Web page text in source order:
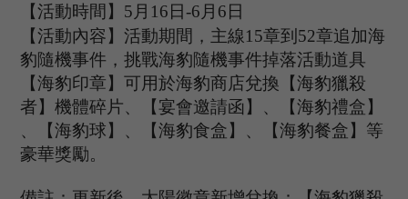
【活動時間】 5 月 16日-6 月 6日
【活動內容】活動期間，主線15章到52章追加海
豹隨機事件，挑戰海豹隨機事件掉落活動道具
【海豹印章】可用於海豹商店兌換【海豹獵殺
者】機體碎片、【宴會邀請函】、【海豹禮盒】
、【海豹球】、【海豹食盒】、【海豹餐盒】等
豪華獎勵。